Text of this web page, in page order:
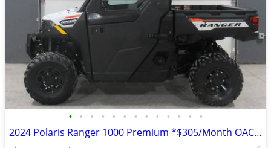
• • • • • • • • • • • • •
2024 Polaris Ranger 1000 Premium *$305/Month OAC* *Street Legal*